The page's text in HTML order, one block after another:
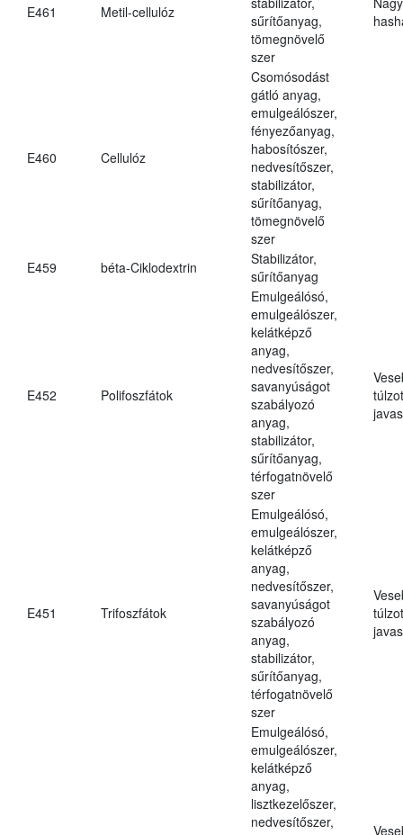
E461 Metil-cellulóz
sűrítőanyag,
tömegnövelő
szer
E460 Cellulóz
Csomósodást
gátló anyag,
emulgeálószer,
fényezőanyag,
habosítószer,
nedvesítőszer,
stabilizátor,
sűrítőanyag,
tömegnövelő
szer
E459
béta-Ciklodextrin
Stabilizátor,
sűrítőanyag
E452 Polifoszfátok
Emulgeálósó,
emulgeálószer,
kelátképző
anyag,
nedvesítőszer,
savanyúságot
szabályozó
anyag,
stabilizátor,
sűrítőanyag,
térfogatnövelő
szer
E451 Trifoszfátok
Emulgeálósó,
emulgeálószer,
kelátképző
anyag,
nedvesítőszer,
savanyúságot
szabályozó
anyag,
stabilizátor,
sűrítőanyag,
térfogatnövelő
szer
Emulgeálósó,
emulgeálószer,
kelátképző
anyag,
lisztkezelőszer,
nedvesítőszer,